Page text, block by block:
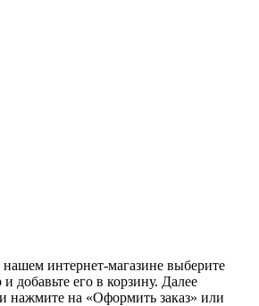
интернет-магазине выберите
добавьте его в корзину. Далее
нажмите на «Оформить заказ» или